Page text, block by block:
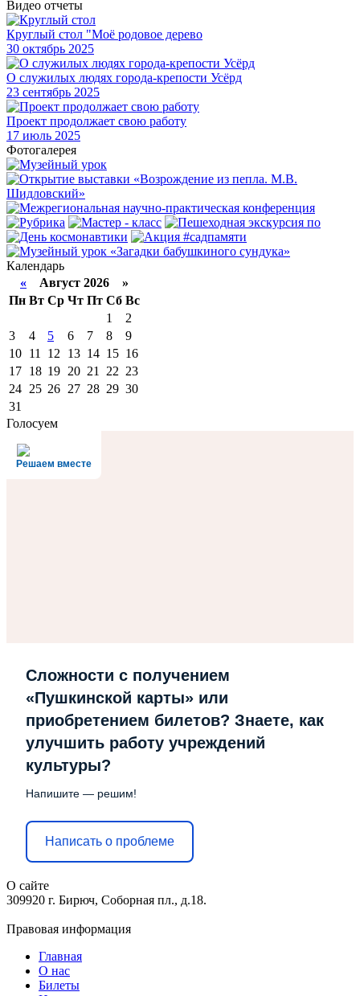
Видео отчеты
Круглый стол "Моё родовое дерево
30 октябрь 2025
О служилых людях города-крепости Усёрд
23 сентябрь 2025
Проект продолжает свою работу
17 июль 2025
Фотогалерея
Календарь
« Август 2026 »
Пн Вт Ср Чт Пт Сб Вс
1
2
3
4 5 6 7 8
9
10 11 12 13 14 15 16
17 18 19 20 21 22 23
24 25 26 27 28 29 30
31
Голосуем
Решаем вместе
Сложности с получением
«Пушкинской карты» или
приобретением билетов? Знаете, как
улучшить работу учреждений
культуры?
Напишите — решим!
Написать о проблеме
О сайте
309920 г. Бирюч, Соборная пл., д.18.
Правовая информация
Главная
О нас
Билеты